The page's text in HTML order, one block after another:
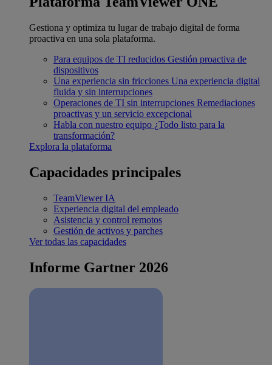
Gestiona y optimiza tu lugar de trabajo digital de forma
proactiva en una sola plataforma.
Para equipos de TI reducidos Gestión proactiva de
dispositivos
Una experiencia sin fricciones Una experiencia digital
fluida y sin interrupciones
Operaciones de TI sin interrupciones Remediaciones
proactivas y un servicio excepcional
Habla con nuestro equipo ¿Todo listo para la
transformación?
Explora la plataforma
Capacidades principales
TeamViewer IA
Experiencia digital del empleado
Asistencia y control remotos
Gestión de activos y parches
Ver todas las capacidades
Informe Gartner 2026